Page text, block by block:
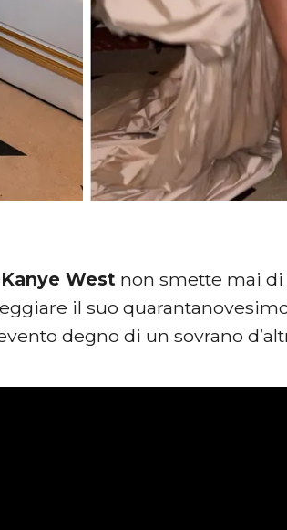
Kanye West non smette mai
il suo
degno di un sovrano